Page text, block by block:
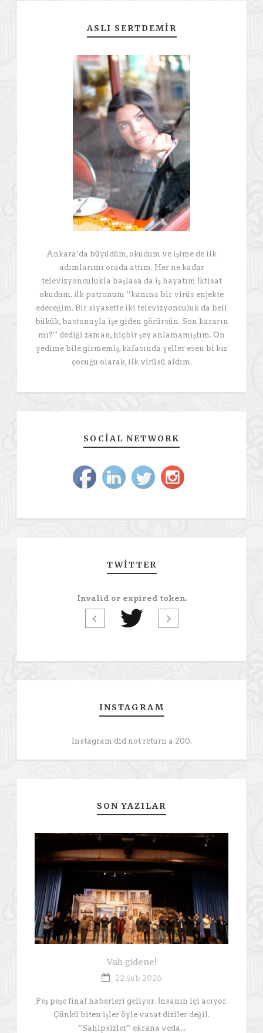
ASLI SERTDEMIR
Ankara’da büyüdüm, okudum ve işime de ilk
adımlarımı orada attım. Her ne kadar
televizyonculukla başlasa da iş hayatım İktisat
okudum. İlk patronum ‘’kanına bir virüs enjekte
edeceğim. Bir siyasette iki televizyonculuk da beli
bükük, bastonuyla işe giden görürsün. Son kararın
mı?’’ dediği zaman, hiçbir şey anlamamıştım. On
yedime bile girmemiş, kafasında yeller esen bi kız
çocuğu olarak, ilk virüsü aldım.
SOCIAL NETWORK
TWITTER
Invalid or expired token.
INSTAGRAM
Instagram did not return a 200.
SON YAZILAR
Vah gidene!
22 Şub 2026
Peş peşe final haberleri geliyor. İnsanın içi acıyor.
Çünkü biten işler öyle vasat diziler değil.
“Sahipsizler” ekrana veda...